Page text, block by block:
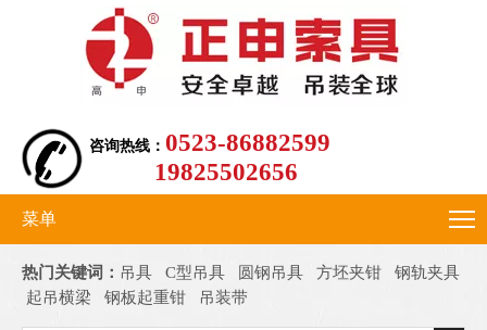
咨询热线： 0523-86882599
19825502656
菜单
热门关键词： 吊具 C型吊具 圆钢吊具 方坯夹钳
钢轨夹具
起吊横梁
钢板起重钳 吊装带